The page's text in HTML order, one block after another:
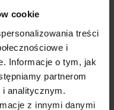
cookie
treści
i
Informacje o tym, jak
partnerom
analitycznym.
z innymi danymi